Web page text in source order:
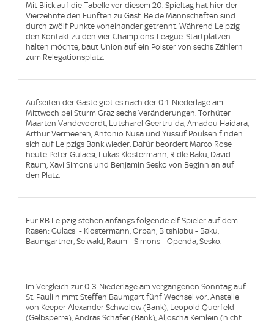
Mit Blick auf die Tabelle vor diesem 20. Spieltag hat hier der
Vierzehnte den Fünften zu Gast. Beide Mannschaften sind
durch zwölf Punkte voneinander getrennt. Während Leipzig
den Kontakt zu den vier Champions-League-Startplätzen
halten möchte, baut Union auf ein Polster von sechs Zählern
zum Relegationsplatz.
Aufseiten der Gäste gibt es nach der 0:1-Niederlage am
Mittwoch bei Sturm Graz sechs Veränderungen. Torhüter
Maarten Vandevoordt, Lutsharel Geertruida, Amadou Haidara,
Arthur Vermeeren, Antonio Nusa und Yussuf Poulsen finden
sich auf Leipzigs Bank wieder. Dafür beordert Marco Rose
heute Peter Gulacsi, Lukas Klostermann, Ridle Baku, David
Raum, Xavi Simons und Benjamin Sesko von Beginn an auf
den Platz.
Für RB Leipzig stehen anfangs folgende elf Spieler auf dem
Rasen: Gulacsi - Klostermann, Orban, Bitshiabu - Baku,
Baumgartner, Seiwald, Raum - Simons - Openda, Sesko.
Im Vergleich zur 0:3-Niederlage am vergangenen Sonntag auf
St. Pauli nimmt Steffen Baumgart fünf Wechsel vor. Anstelle
von Keeper Alexander Schwolow (Bank), Leopold Querfeld
(Gelbsperre), Andras Schäfer (Bank), Aljoscha Kemlein (nicht